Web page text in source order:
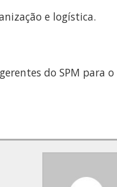
e logística.
do SPM para